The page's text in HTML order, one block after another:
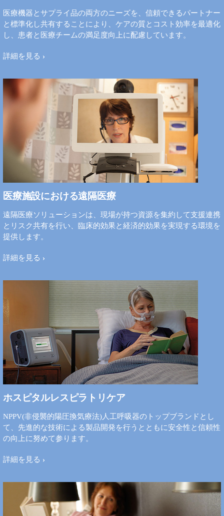
医療機器とサプライ品の両方のニーズを、信頼できるパートナー
と標準化し共有することにより、ケアの質とコスト効率を最適化
し、患者と医療チームの満足度向上に配慮しています。
詳細を見る
医療施設における遠隔医療
遠隔医療ソリューションは、現場が持つ資源を集約して支援連携
とリスク共有を行い、臨床的効果と経済的効果を実現する環境を
提供します。
詳細を見る
ホスピタルレスピラトリケア
NPPV(非侵襲的陽圧換気療法)人工呼吸器のトップブランドとし
て、先進的な技術による製品開発を行うとともに安全性と信頼性
の向上に努めて参ります。
詳細を見る